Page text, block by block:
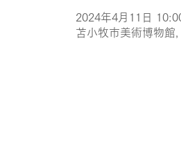
2024年4月11日
苫小牧市美術博物館